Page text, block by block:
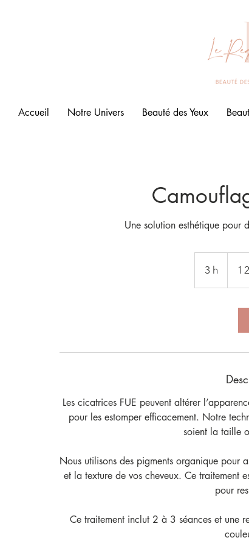
Accueil Notre Univers Beauté des Yeux
Une solution esthétique pour
3 h
h
1
Les cicatrices FUE peuvent altérer
pour les estomper efficacement. Notre
soient la taille
Nous utilisons des pigments organique pour
et la texture de vos cheveux. Ce traitement
pour
Ce traitement inclut 2 à 3 séances et une